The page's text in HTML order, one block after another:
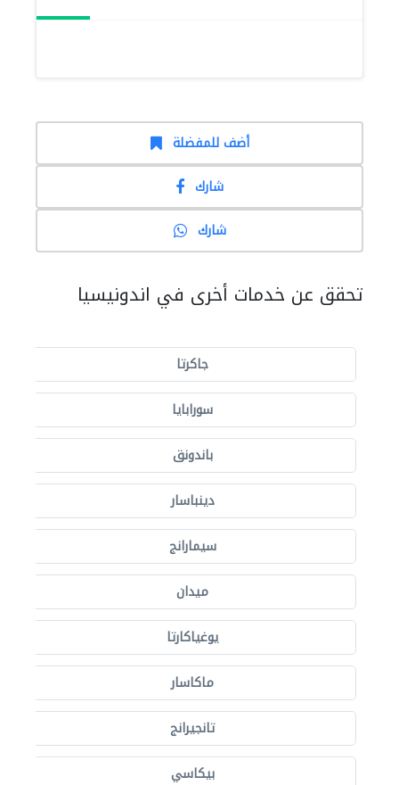
أضف للمفضلة
شارك
شارك
تحقق عن خدمات أخرى في اندونيسيا
جاكرتا
سورابايا
باندونق
دينباسار
سيمارانج
ميدان
يوغياكارتا
ماكاسار
تانجيرانج
بيكاسي